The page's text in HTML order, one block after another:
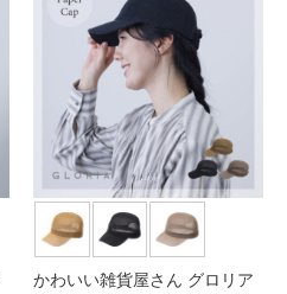
かわいい雑貨屋さん グロリア